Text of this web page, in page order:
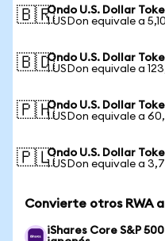
🇧🇷Ondo U.S. Dollar
1 USDon equivale a
🇧🇩Ondo U.S. Dollar
1 USDon equivale a
🇵🇭Ondo U.S. Dollar
1 USDon equivale a
🇵🇱Ondo U.S. Dollar
1 USDon equivale a
Convierte otros RWA a
iShares Core S&P